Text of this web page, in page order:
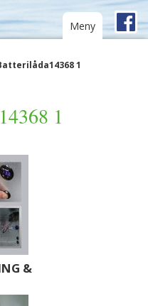
Toggle
navigation
Meny
1
1
&